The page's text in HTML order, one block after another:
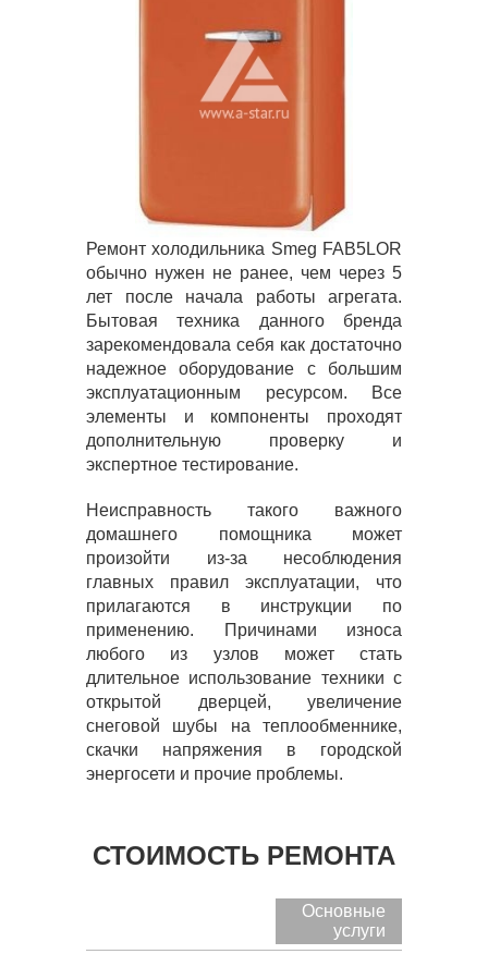
Ремонт холодильника Smeg FAB5LOR
обычно нужен не ранее, чем через 5
лет после начала работы агрегата.
Бытовая техника данного бренда
зарекомендовала себя как достаточно
надежное оборудование с большим
эксплуатационным ресурсом. Все
элементы и компоненты проходят
дополнительную проверку и
экспертное тестирование.
Неисправность такого важного
домашнего помощника может
произойти из-за несоблюдения
главных правил эксплуатации, что
прилагаются в инструкции по
применению. Причинами износа
любого из узлов может стать
длительное использование техники с
открытой дверцей, увеличение
снеговой шубы на теплообменнике,
скачки напряжения в городской
энергосети и прочие проблемы.
СТОИМОСТЬ РЕМОНТА
Основные
услуги